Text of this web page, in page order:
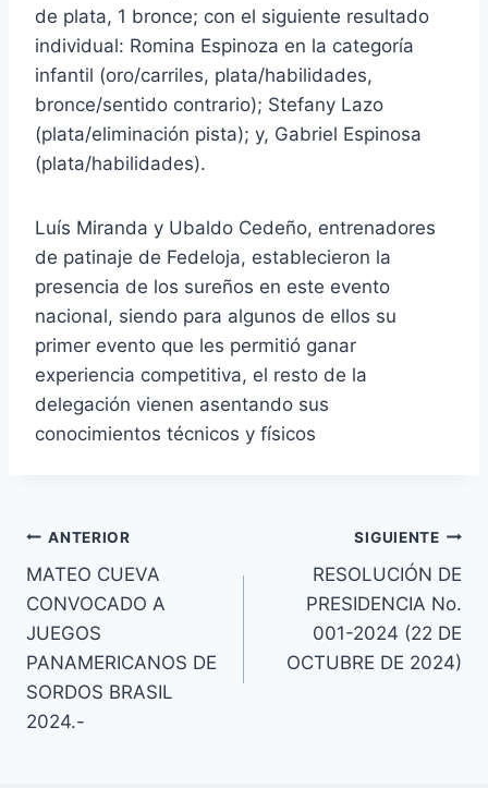
de plata, 1 bronce; con el siguiente resultado
individual: Romina Espinoza en la categoría
infantil (oro/carriles, plata/habilidades,
bronce/sentido contrario); Stefany Lazo
(plata/eliminación pista); y, Gabriel Espinosa
(plata/habilidades).
Luís Miranda y Ubaldo Cedeño, entrenadores
de patinaje de Fedeloja, establecieron la
presencia de los sureños en este evento
nacional, siendo para algunos de ellos su
primer evento que les permitió ganar
experiencia competitiva, el resto de la
delegación vienen asentando sus
conocimientos técnicos y físicos
ANTERIOR
MATEO CUEVA
CONVOCADO A
JUEGOS
PANAMERICANOS DE
SORDOS BRASIL
2024.-
SIGUIENTE
RESOLUCIÓN DE
PRESIDENCIA No.
001-2024 (22 DE
OCTUBRE DE 2024)